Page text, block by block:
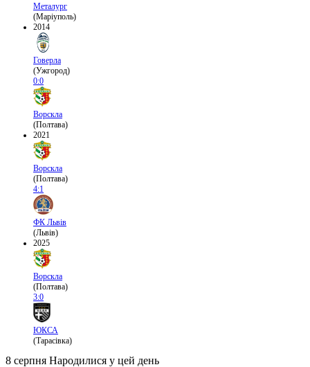
Металург
(Маріуполь)
2014
Говерла
(Ужгород)
0:0
Ворскла
(Полтава)
2021
Ворскла
(Полтава)
4:1
ФК Львів
(Львів)
2025
Ворскла
(Полтава)
3:0
ЮКСА
(Тарасівка)
8 серпня Народилися у цей день